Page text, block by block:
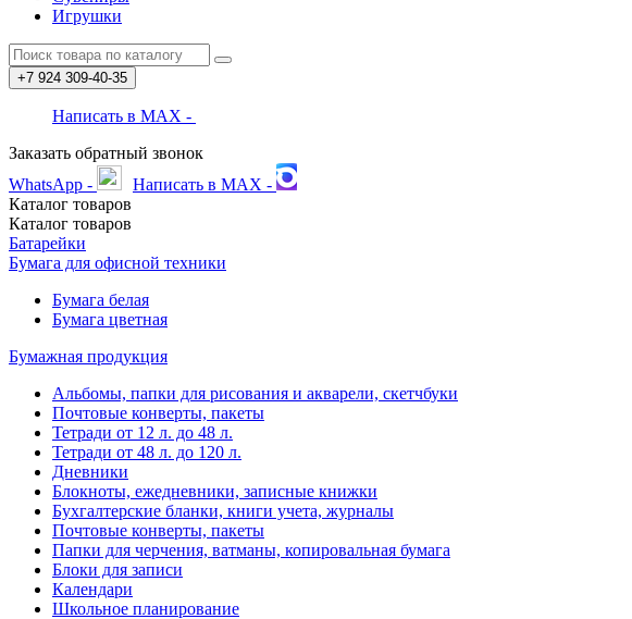
Игрушки
+7 924 309-40-35
Написать в MAX -
Заказать обратный звонок
WhatsApp -
Написать в MAX -
Каталог товаров
Каталог товаров
Батарейки
Бумага для офисной техники
Бумага белая
Бумага цветная
Бумажная продукция
Альбомы, папки для рисования и акварели, скетчбуки
Почтовые конверты, пакеты
Тетради от 12 л. до 48 л.
Тетради от 48 л. до 120 л.
Дневники
Блокноты, ежедневники, записные книжки
Бухгалтерские бланки, книги учета, журналы
Почтовые конверты, пакеты
Папки для черчения, ватманы, копировальная бумага
Блоки для записи
Календари
Школьное планирование